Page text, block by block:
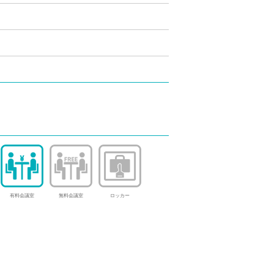
有料会議室 無料会議室 ロッカー